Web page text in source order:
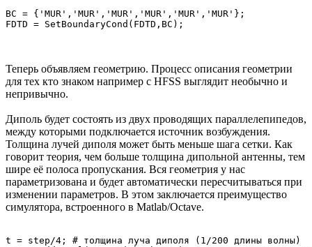
BC = {'MUR','MUR','MUR','MUR','MUR','MUR'};
Теперь объявляем геометрию. Процесс описания геометрии
для тех кто знаком например с HFSS выглядит необычно и
непривычно.
Диполь будет состоять из двух проводящих параллелепипедов,
между которыми подключается источник возбуждения.
Толщина лучей диполя может быть меньше шага сетки. Как
говорит теория, чем больше толщина дипольной антенны, тем
шире её полоса пропускания. Вся геометрия у нас
параметризована и будет автоматически пересчитываться при
изменении параметров. В этом заключается преимущество
симулятора, встроенного в Matlab/Octave.
t = step/4; # толщина луча диполя (1/200 длины волны)